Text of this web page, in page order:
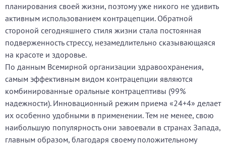
планирования своей жизни, поэтому уже никого не удивить
активным использованием контрацепции. Обратной
стороной сегодняшнего стиля жизни стала постоянная
подверженность стрессу, незамедлительно сказывающаяся
на красоте и здоровье.
По данным Всемирной организации здравоохранения,
самым эффективным видом контрацепции являются
комбинированные оральные контрацептивы (99%
надежности). Инновационный режим приема «24+4» делает
их особенно удобными в применении. Тем не менее, свою
наибольшую популярность они завоевали в странах Запада,
главным образом, благодаря своему положительному